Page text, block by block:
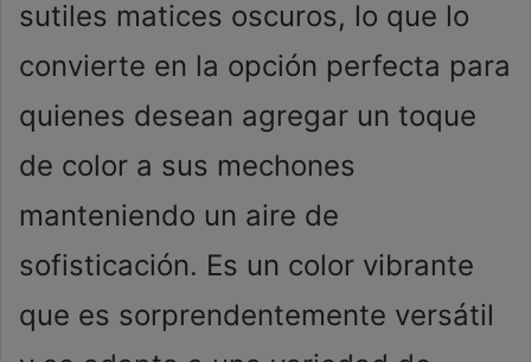
sutiles matices oscuros, lo que lo
convierte en la opción perfecta para
quienes desean agregar un toque
de color a sus mechones
manteniendo un aire de
sofisticación. Es un color vibrante
que es sorprendentemente versátil